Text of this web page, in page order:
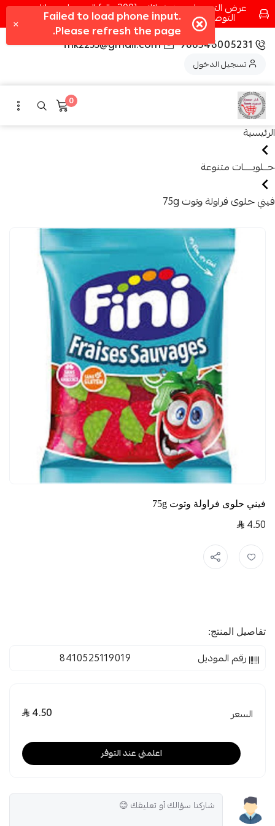
عرض التوصيل عند شرائك بـ{200ريال} التوصيل مجانا
التوصيل في مكه فقط كل اسبوع اصناف جديدة
966546005231
fhk2255@gmail.com
تسجيل الدخول
0
الرئيسية
حــلويـــــات متنوعة
فيني حلوى فراولة وتوت 75g
فيني حلوى فراولة وتوت 75g
4.50
تفاصيل المنتج:
رقم الموديل 8410525119019
السعر 4.50
اعلمني عند التوفر